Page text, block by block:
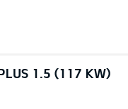
1.5 (117 KW)